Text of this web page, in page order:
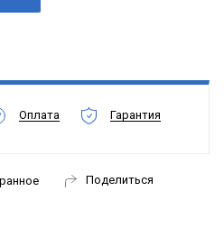
Оплата Гарантия
Поделиться